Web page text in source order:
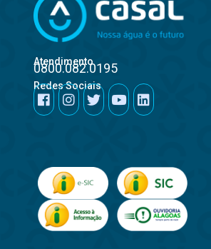
Atendimento
0800.082.0195
Redes Sociais